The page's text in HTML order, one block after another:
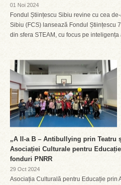
01 Noi 2024
Fondul Științescu Sibiu revine cu cea
Sibiu (FCS) lansează Fondul Științescu
din sfera STEAM, cu focus pe inteligența
„A II-a B – Antibullying prin Teatru
Asociației Culturale pentru
fonduri PNRR
29 Oct 2024
Asociația Culturală pentru Educație prin